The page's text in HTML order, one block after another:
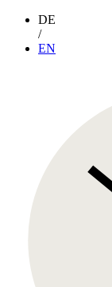
DE
/
EN